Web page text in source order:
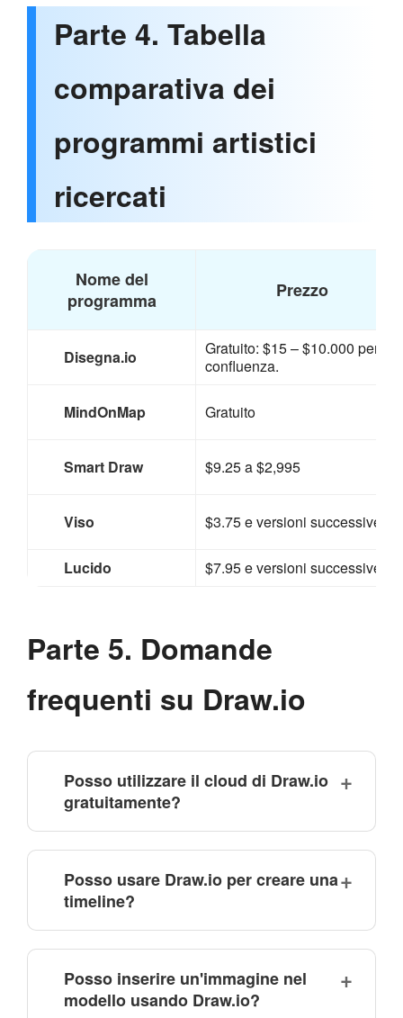
Parte 4. Tabella
comparativa dei
programmi artistici
ricercati
Nome del
programma
Prezzo
Disegna.io
Gratuito: $15 – $10.000 per
confluenza.
MindOnMap Gratuito
Smart Draw $9.25 a $2,995
Viso $3.75 e versioni successive
Lucido $7.95 e versioni successive
Parte 5. Domande
frequenti su Draw.io
Posso utilizzare il cloud di Draw.io
gratuitamente?
Posso usare Draw.io per creare una
timeline?
Posso inserire un'immagine nel
modello usando Draw.io?